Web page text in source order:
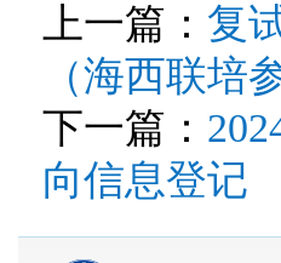
上一篇： 复
（海西联培
下一篇：
向信息登记